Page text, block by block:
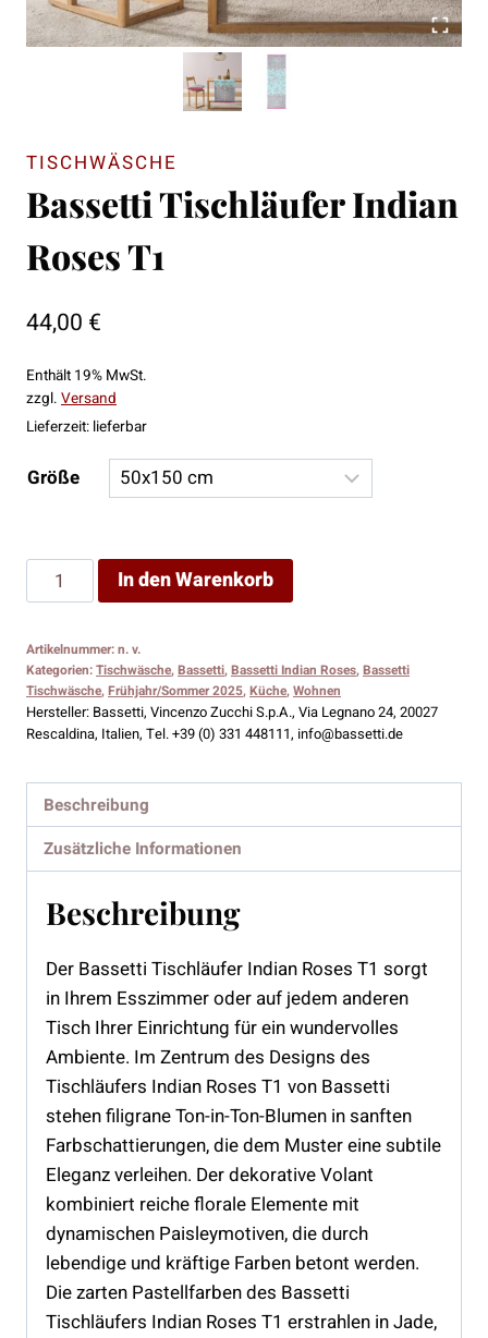
TISCHWÄSCHE
Bassetti Tischläufer Indian
Roses T1
44,00 €
Enthält 19% MwSt.
zzgl. Versand
Lieferzeit: lieferbar
Größe
Bassetti
Tischläufer
Roses
T1
Menge
In den Warenkorb
Artikelnummer:n. v.
Kategorien:Tischwäsche,Bassetti,Bassetti Indian Roses,Bassetti
Tischwäsche,Frühjahr/Sommer 2025,Küche,Wohnen
Hersteller: Bassetti, Vincenzo Zucchi S.p.A., Via Legnano 24, 20027
Rescaldina, Italien, Tel. +39 (0) 331 448111, info@bassetti.de
Beschreibung
Zusätzliche Informationen
Beschreibung
Der Bassetti Tischläufer Indian Roses T1 sorgt
in Ihrem Esszimmer oder auf jedem anderen
Tisch Ihrer Einrichtung für ein wundervolles
Ambiente. Im Zentrum des Designs des
Tischläufers Indian Roses T1 von Bassetti
stehen filigrane Ton-in-Ton-Blumen in sanften
Farbschattierungen, die dem Muster eine subtile
Eleganz verleihen. Der dekorative Volant
kombiniert reiche florale Elemente mit
dynamischen Paisleymotiven, die durch
lebendige und kräftige Farben betont werden.
Die zarten Pastellfarben des Bassetti
Tischläufers Indian Roses T1 erstrahlen in Jade,